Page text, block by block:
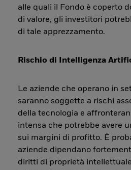
alle quali il Fondo è coperto
di valore, gli investitori
di tale apprezzamento.
Rischio di Intelligenza
Le aziende che operano in
saranno soggette a rischi
della tecnologia e
intensa che potrebbe avere
sui margini di profitto. È
aziende dipendano
diritti di proprietà